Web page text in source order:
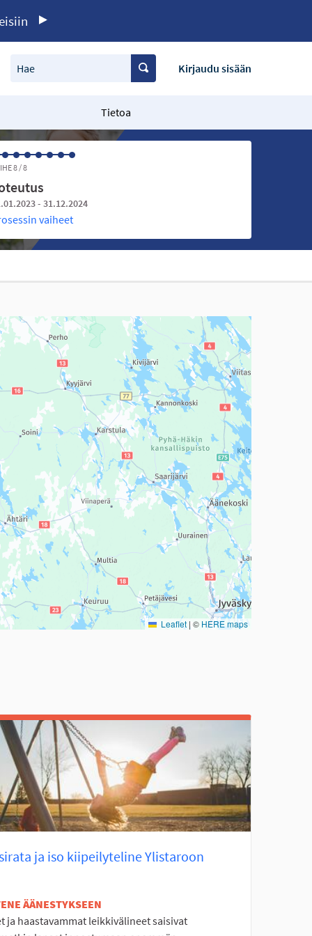
Hae Kirjaudu sisään
Tietoa
8 / 8
- 31.12.2024
vaiheet
mutta se voi olla vaikeaselkoinen.
Leaflet | © HERE maps
ja iso kiipeilyteline Ylistaroon
ÄÄNESTYKSEEN
ja haastavammat leikkivälineet saisivat